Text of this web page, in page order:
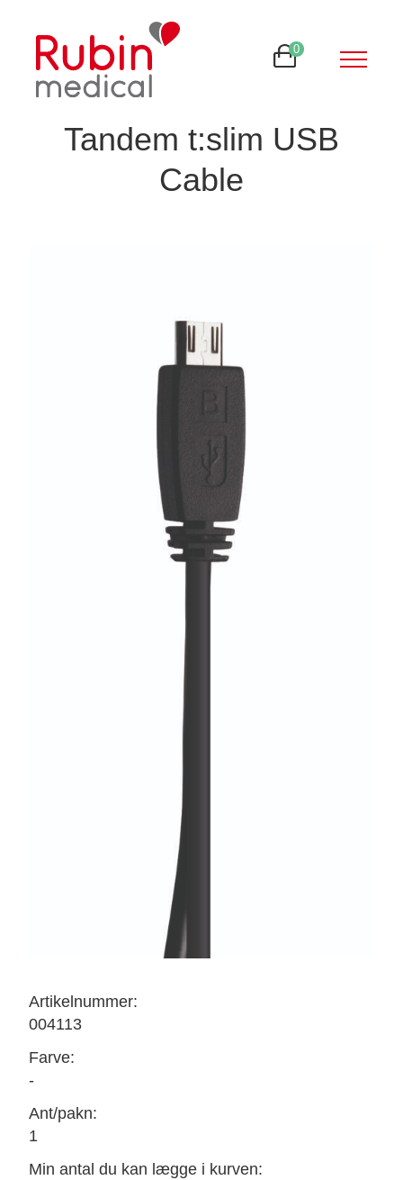
0
Tandem t:slim USB
Cable
Artikelnummer:
004113
Farve:
-
Ant/pakn:
1
Min antal du kan lægge i kurven: